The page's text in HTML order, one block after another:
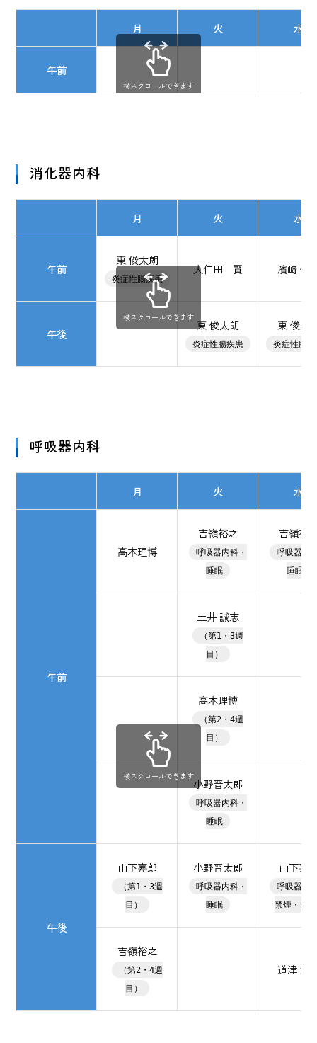
月 火 水
午前
横スクロールできます
消化器内科
月 火 水
午前
東 俊太朗
炎症性腸疾患
大仁田 賢 濱﨑 俊
午後
東 俊太朗
炎症性腸疾患
東 俊太
炎症性腸
横スクロールできます
呼吸器内科
月 火 水
午前
高木理博
吉嶺裕之
呼吸器内科・
睡眠
吉嶺裕
呼吸器内
睡眠
土井 誠志
（第1・3週
目）
高木理博
（第2・4週
目）
小野晋太郎
呼吸器内科・
睡眠
午後
山下嘉郎
（第1・3週
目）
小野晋太郎
呼吸器内科・
睡眠
山下嘉
呼吸器内
禁煙・SAS
吉嶺裕之
（第2・4週
目）
道津 洋
横スクロールできます